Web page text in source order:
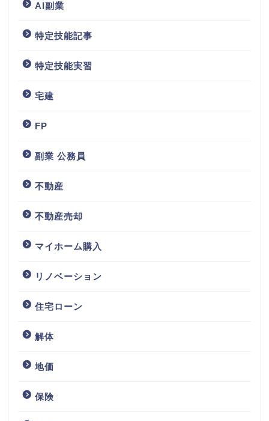
AI副業
特定技能記事
特定技能実習
宅建
FP
副業 公務員
不動産
不動産売却
マイホーム購入
リノベーション
住宅ローン
解体
地価
保険